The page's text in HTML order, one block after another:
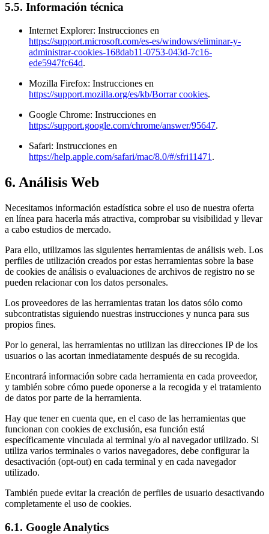
5.5. Información técnica
Internet Explorer: Instrucciones en
https://support.microsoft.com/es-es/windows/eliminar-y-
administrar-cookies-168dab11-0753-043d-7c16-
ede5947fc64d.
Mozilla Firefox: Instrucciones en
https://support.mozilla.org/es/kb/Borrar cookies.
Google Chrome: Instrucciones en
https://support.google.com/chrome/answer/95647.
Safari: Instrucciones en
https://help.apple.com/safari/mac/8.0/#/sfri11471 .
6. Análisis Web
Necesitamos información estadística sobre el uso de nuestra oferta
en línea para hacerla más atractiva, comprobar su visibilidad y llevar
a cabo estudios de mercado.
Para ello, utilizamos las siguientes herramientas de análisis web. Los
perfiles de utilización creados por estas herramientas sobre la base
de cookies de análisis o evaluaciones de archivos de registro no se
pueden relacionar con los datos personales.
Los proveedores de las herramientas tratan los datos sólo como
subcontratistas siguiendo nuestras instrucciones y nunca para sus
propios fines.
Por lo general, las herramientas no utilizan las direcciones IP de los
usuarios o las acortan inmediatamente después de su recogida.
Encontrará información sobre cada herramienta en cada proveedor,
y también sobre cómo puede oponerse a la recogida y el tratamiento
de datos por parte de la herramienta.
Hay que tener en cuenta que, en el caso de las herramientas que
funcionan con cookies de exclusión, esa función está
específicamente vinculada al terminal y/o al navegador utilizado. Si
utiliza varios terminales o varios navegadores, debe configurar la
desactivación (opt-out) en cada terminal y en cada navegador
utilizado.
También puede evitar la creación de perfiles de usuario desactivando
completamente el uso de cookies.
6.1. Google Analytics